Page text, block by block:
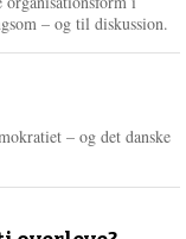
– og til diskussion.
– og det danske